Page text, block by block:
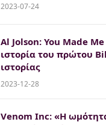
2023-07-24
Al Jolson: You Made
ιστορία του πρώτου
ιστορίας
2023-12-28
Venom Inc: «Η